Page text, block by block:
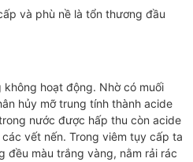
và phù nề là tổn th­­ương đầu
hoạt động. Nhờ có muối
hủy mỡ trung tính thành acide
nư­­­ớc đ­­­ược hấp thu còn acide
vết nến. Trong viêm tụy cấp ta
đều màu trắng vàng, nằm rải rác